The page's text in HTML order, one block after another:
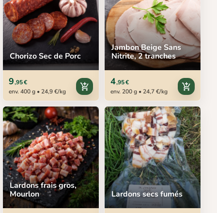
Chorizo Sec de Porc
9,95 €
env. 400 g • 24,9 €/kg
add_shopping_cart
Jambon Beige Sans
Nitrite, 2 tranches
4,95 €
env. 200 g • 24,7 €/kg
add_shopping_cart
Lardons frais gros,
Mourlon
Lardons secs fumés